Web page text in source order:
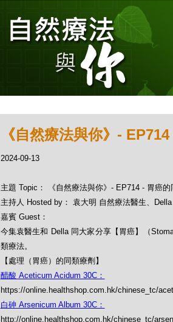
《自然療法與你》-
2024-09-13
主題 Topic： 《自然療法與你》- EP714 - 胃癌的
主持人 Hosted by： 袁大明 自然療法醫生、Della
嘉賓 Guest：
今集袁醫生和 Della 同大家分享【胃癌】（
類療法。
【處理（胃癌）的同類療劑】
醋酸 Aceticum Acidum 30C：
https://online.healthshop.com.hk/chinese_tc/
白砷 Arsenicum Album 30C：
http://online.healthshop.com.hk/chinese_tc/